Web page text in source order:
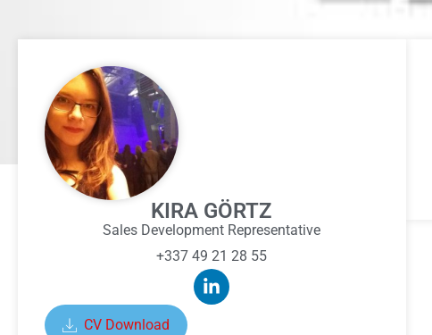
KIRA GÖRTZ
Sales Development Representative
+337 49 21 28 55
CV Download